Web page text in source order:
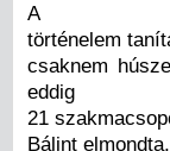
A
történelem
csaknem
eddig
21
Bálint